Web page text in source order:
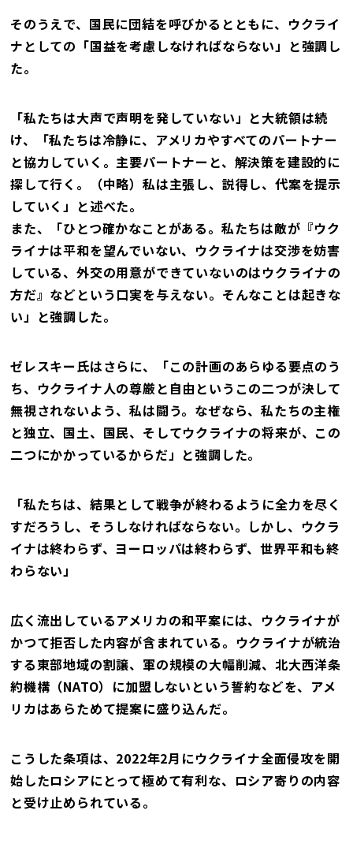
そのうえで、国民に団結を呼びかるとともに、ウクライ
ナとしての「国益を考慮しなければならない」と強調し
た。
「私たちは大声で声明を発していない」と大統領は続
け、「私たちは冷静に、アメリカやすべてのパートナー
と協力していく。主要パートナーと、解決策を建設的に
探して行く。（中略）私は主張し、説得し、代案を提示
していく」と述べた。
また、「ひとつ確かなことがある。私たちは敵が『ウク
ライナは平和を望んでいない、ウクライナは交渉を妨害
している、外交の用意ができていないのはウクライナの
方だ』などという口実を与えない。そんなことは起きな
い」と強調した。
ゼレスキー氏はさらに、「この計画のあらゆる要点のう
ち、ウクライナ人の尊厳と自由というこの二つが決して
無視されないよう、私は闘う。なぜなら、私たちの主権
と独立、国土、国民、そしてウクライナの将来が、この
二つにかかっているからだ」と強調した。
「私たちは、結果として戦争が終わるように全力を尽く
すだろうし、そうしなければならない。しかし、ウクラ
イナは終わらず、ヨーロッパは終わらず、世界平和も終
わらない」
広く流出しているアメリカの和平案には、ウクライナが
かつて拒否した内容が含まれている。ウクライナが統治
する東部地域の割譲、軍の規模の大幅削減、北大西洋条
約機構（NATO）に加盟しないという誓約などを、アメ
リカはあらためて提案に盛り込んだ。
こうした条項は、2022年2月にウクライナ全面侵攻を開
始したロシアにとって極めて有利な、ロシア寄りの内容
と受け止められている。